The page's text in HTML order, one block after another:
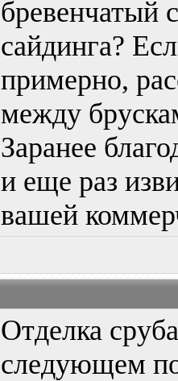
бревенчатый
сайдинга?
примерно,
между
Заранее
и еще раз
вашей
Отделка
следующем